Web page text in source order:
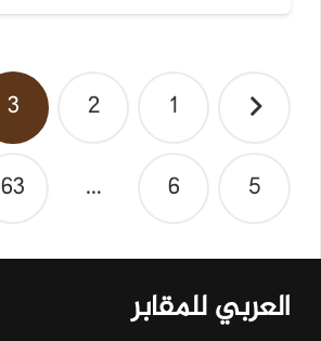
تصفّح
المقالات 1
2
3
5
6
…
63
العربي للمقابر